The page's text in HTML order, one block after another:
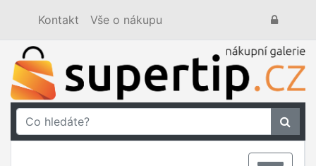
Kontakt Vše o nákupu